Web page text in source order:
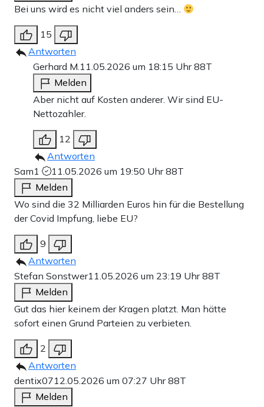
Bei uns wird es nicht viel anders sein…
15
Antworten
Gerhard M.11.05.2026 um 18:15 Uhr88T
Melden
Aber nicht auf Kosten anderer. Wir sind EU-
Nettozahler.
12
Antworten
Sam1
11.05.2026 um 19:50 Uhr88T
Melden
Wo sind die 32 Milliarden Euros hin für die Bestellung
der Covid Impfung, liebe EU?
9
Antworten
Stefan Sonstwer11.05.2026 um 23:19 Uhr88T
Melden
Gut das hier keinem der Kragen platzt. Man hätte
sofort einen Grund Parteien zu verbieten.
2
Antworten
dentix0712.05.2026 um 07:27 Uhr88T
Melden